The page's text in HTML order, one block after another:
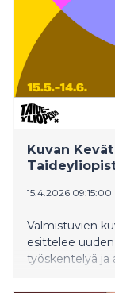
Kuvan
15.4.2026 09:15:00
Valmistuvien
esittelee
työskentelyä ja